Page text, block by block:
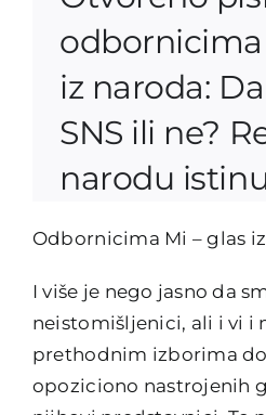
iz naroda:
SNS ili ne?
narodu
Odbornicima Mi – glas
I više je nego jasno da
neistomišljenici, ali i vi i
prethodnim izborima
opoziciono nastrojenih